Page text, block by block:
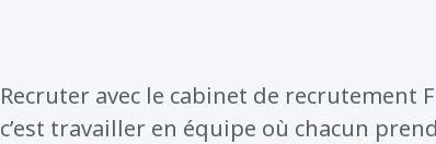
Recruter avec le cabinet de recrutement
c’est travailler en équipe où chacun